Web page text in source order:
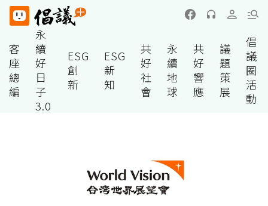
客
座
總
編
永
續
好
日
子
3.0
ESG
創
新
ESG
新
知
共
好
社
會
永
續
地
球
共
好
響
應
議
題
策
展
倡
議
圈
活
動